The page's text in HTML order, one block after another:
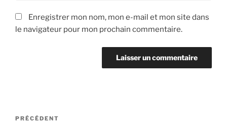
Enregistrer mon nom, mon e-mail et mon site dans
le navigateur pour mon prochain commentaire.
Navigation
Article
PRÉCÉDENT